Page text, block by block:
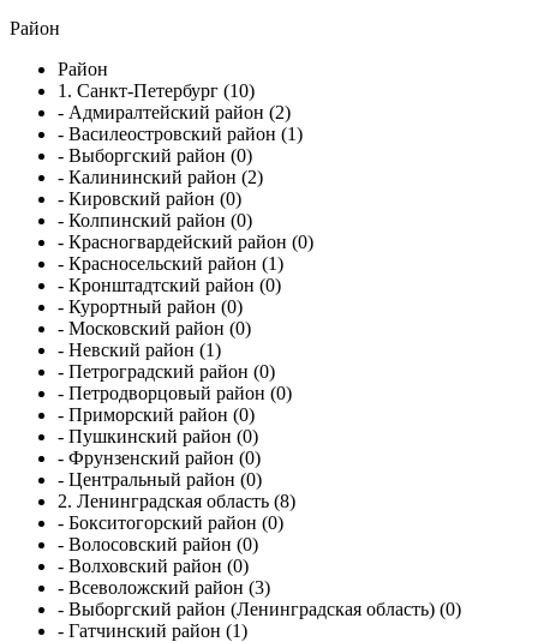
Район
Район
1. Санкт-Петербург (10)
- Адмиралтейский район (2)
- Василеостровский район (1)
- Выборгский район (0)
- Калининский район (2)
- Кировский район (0)
- Колпинский район (0)
- Красногвардейский район (0)
- Красносельский район (1)
- Кронштадтский район (0)
- Курортный район (0)
- Московский район (0)
- Невский район (1)
- Петроградский район (0)
- Петродворцовый район (0)
- Приморский район (0)
- Пушкинский район (0)
- Фрунзенский район (0)
- Центральный район (0)
2. Ленинградская область (8)
- Бокситогорский район (0)
- Волосовский район (0)
- Волховский район (0)
- Всеволожский район (3)
- Выборгский район (Ленинградская область) (0)
- Гатчинский район (1)